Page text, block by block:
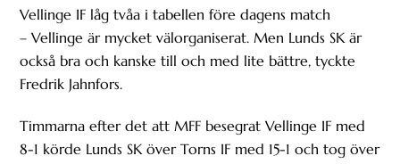
Vellinge IF låg tvåa i tabellen före dagens match
– Vellinge är mycket välorganiserat. Men Lunds SK är
också bra och kanske till och med lite bättre, tyckte
Fredrik Jahnfors.
Timmarna efter det att MFF besegrat Vellinge IF med
8-1 körde Lunds SK över Torns IF med 15-1 och tog över